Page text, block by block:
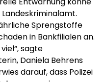
Sprengstoffe
in Bankfilialen an.
sagte
Daniela Behrens
darauf, dass Polizei